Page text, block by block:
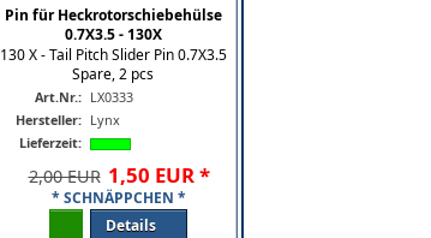
Pin für Heckrotorschiebehülse
0.7X3.5 - 130X
130 X - Tail Pitch Slider Pin 0.7X3.5
Spare, 2 pcs
Art.Nr.: LX0333
Hersteller: Lynx
Lieferzeit:
2,00 EUR 1,50 EUR*
* SCHNÄPPCHEN *
Details